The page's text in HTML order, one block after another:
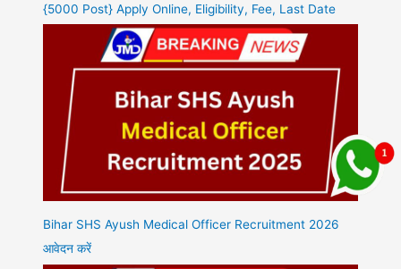
{5000 Post} Apply Online, Eligibility, Fee, Last Date
Bihar SHS Ayush Medical Officer Recruitment 2026
आवेदन करें